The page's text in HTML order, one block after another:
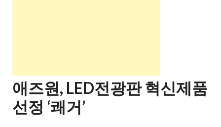
애즈원, LED전광판 혁신제품
선정 ‘쾌거’